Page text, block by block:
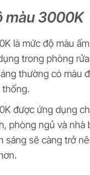
màu 3000K
là mức độ màu
trong phòng
thường có màu
được ứng dụng
phòng ngủ và nhà
sáng sẽ càng trở